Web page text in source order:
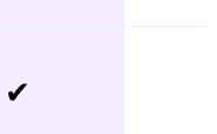
✔